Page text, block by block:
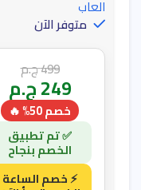
العاب
متوفر الآن
499ج.م
249ج.م
خصم 50% 🔥